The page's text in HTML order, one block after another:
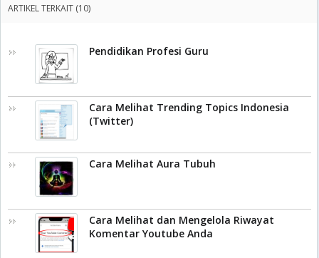
ARTIKEL TERKAIT (10)
Pendidikan Profesi Guru
Cara Melihat Trending Topics Indonesia
(Twitter)
Cara Melihat Aura Tubuh
Cara Melihat dan Mengelola Riwayat
Komentar Youtube Anda